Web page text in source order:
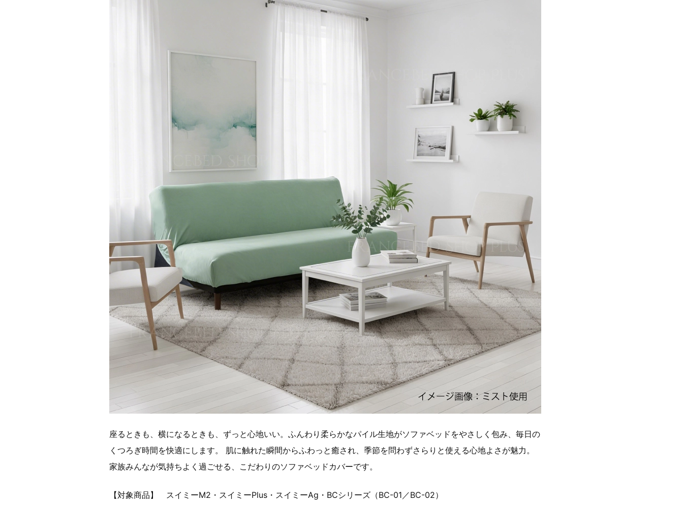
座るときも、横になるときも、ずっと心地いい。ふんわり柔らかなパイル生地がソファベッドをやさしく包み、毎日の
くつろぎ時間を快適にします。 肌に触れた瞬間からふわっと癒され、季節を問わずさらりと使える心地よさが魅力。
家族みんなが気持ちよく過ごせる、こだわりのソファベッドカバーです。
【対象商品】 スイミーM2・スイミーPlus・スイミーAg・BCシリーズ（BC-01／BC-02）